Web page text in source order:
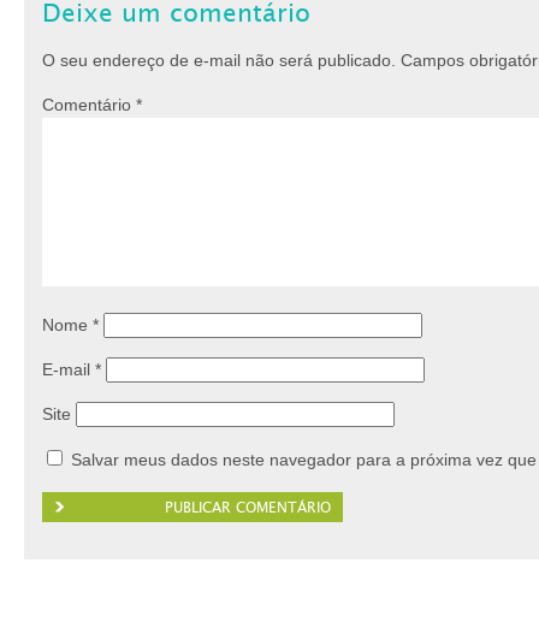
Deixe um comentário
O seu endereço de e-mail não será publicado. Campos
Comentário *
Nome *
E-mail *
Site
Salvar meus dados neste navegador para a próxima vez